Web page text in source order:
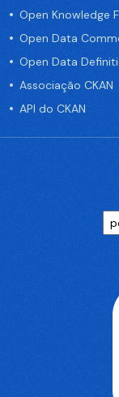
Open Knowledge
Open Data
Open Data
Associação CKAN
API do CKAN